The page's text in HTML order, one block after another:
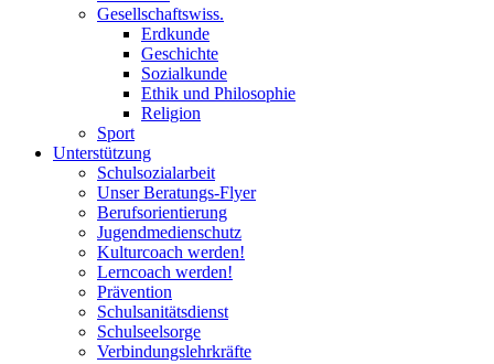
Gesellschaftswiss.
Erdkunde
Geschichte
Sozialkunde
Ethik und Philosophie
Religion
Sport
Unterstützung
Schulsozialarbeit
Unser Beratungs-Flyer
Berufsorientierung
Jugendmedienschutz
Kulturcoach werden!
Lerncoach werden!
Prävention
Schulsanitätsdienst
Schulseelsorge
Verbindungslehrkräfte